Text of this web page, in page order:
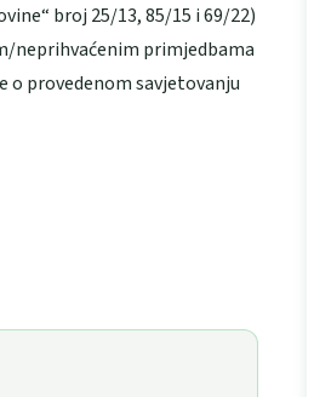
broj 25/13, 85/15 i 69/22)
neprihvaćenim primjedbama
provedenom savjetovanju